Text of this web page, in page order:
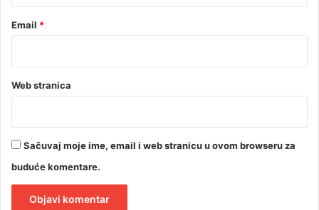
Email *
Web stranica
Sačuvaj moje ime, email i web stranicu u ovom browseru za
buduće komentare.